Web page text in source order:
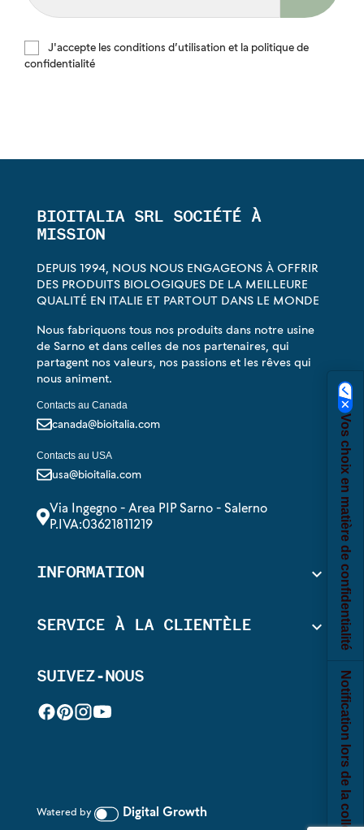
J'accepte les conditions d’utilisation et la politique de
confidentialité
BIOITALIA SRL SOCIÉTÉ À
MISSION
DEPUIS 1994, NOUS NOUS ENGAGEONS À OFFRIR
DES PRODUITS BIOLOGIQUES DE LA MEILLEURE
QUALITÉ EN ITALIE ET PARTOUT DANS LE MONDE
Nous fabriquons tous nos produits dans notre usine
de Sarno et dans celles de nos partenaires, qui
partagent nos valeurs, nos passions et les rêves qui
nous animent.
Contacts au Canada
canada@bioitalia.com
Contacts au USA
usa@bioitalia.com
Via Ingegno - Area PIP Sarno - Salerno
P.IVA:03621811219
INFORMATION 
SERVICE À LA CLIENTÈLE 
SUIVEZ-NOUS
Watered by Digital Growth
Vos choix en matière de confidentialité
Notification lors de la collecte